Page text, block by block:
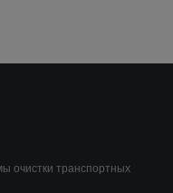
очистки транспортных